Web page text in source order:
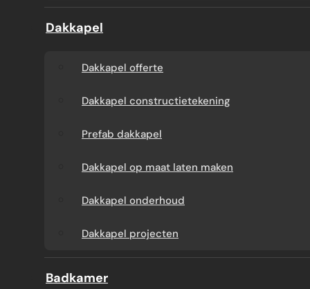
Constructieberekening
Moderne aanbouw
Dakkapel projecten
Dakkapel
Dakkapel offerte
Dakkapel constructietekening
Prefab dakkapel
Dakkapel op maat laten maken
Dakkapel onderhoud
Dakkapel projecten
Badkamer